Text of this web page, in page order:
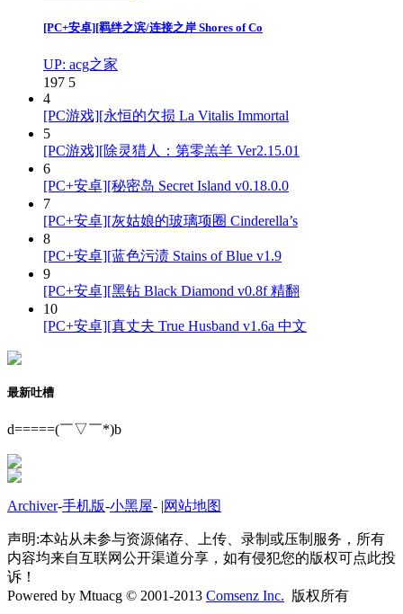
[PC+安卓][羁绊之滨/连接之岸 Shores of Co
UP: acg之家
197 5
4
[PC游戏][永恒的欠损 La Vitalis Immortal
5
[PC游戏][除灵猎人：第零羔羊 Ver2.15.01
6
[PC+安卓][秘密岛 Secret Island v0.18.0.0
7
[PC+安卓][灰姑娘的玻璃项圈 Cinderella’s
8
[PC+安卓][蓝色污渍 Stains of Blue v1.9
9
[PC+安卓][黑钻 Black Diamond v0.8f 精翻
10
[PC+安卓][真丈夫 True Husband v1.6a 中文
最新吐槽
d=====(￣▽￣*)b
Archiver-手机版-小黑屋- |网站地图
声明:本站从未参与资源储存、上传、录制或压制服务，所有
内容均来自互联网公开渠道分享，如有侵犯您的版权可点此投
诉！
Powered by Mtuacg © 2001-2013 Comsenz Inc. 版权所有